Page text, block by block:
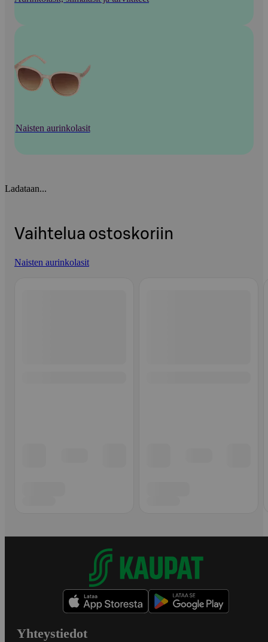
Naisten aurinkolasit
Ladataan...
Vaihtelua ostoskoriin
Naisten aurinkolasit
Yhteystiedot